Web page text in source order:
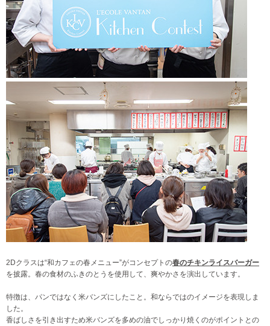
2Dクラスは“和カフェの春メニュー”がコンセプトの春のチキンライスバーガー
を披露。春の食材のふきのとうを使用して、爽やかさを演出しています。
特徴は、パンではなく米バンズにしたこと。和ならではのイメージを表現しま
した。
香ばしさを引き出すため米バンズを多めの油でしっかり焼くのがポイントとの